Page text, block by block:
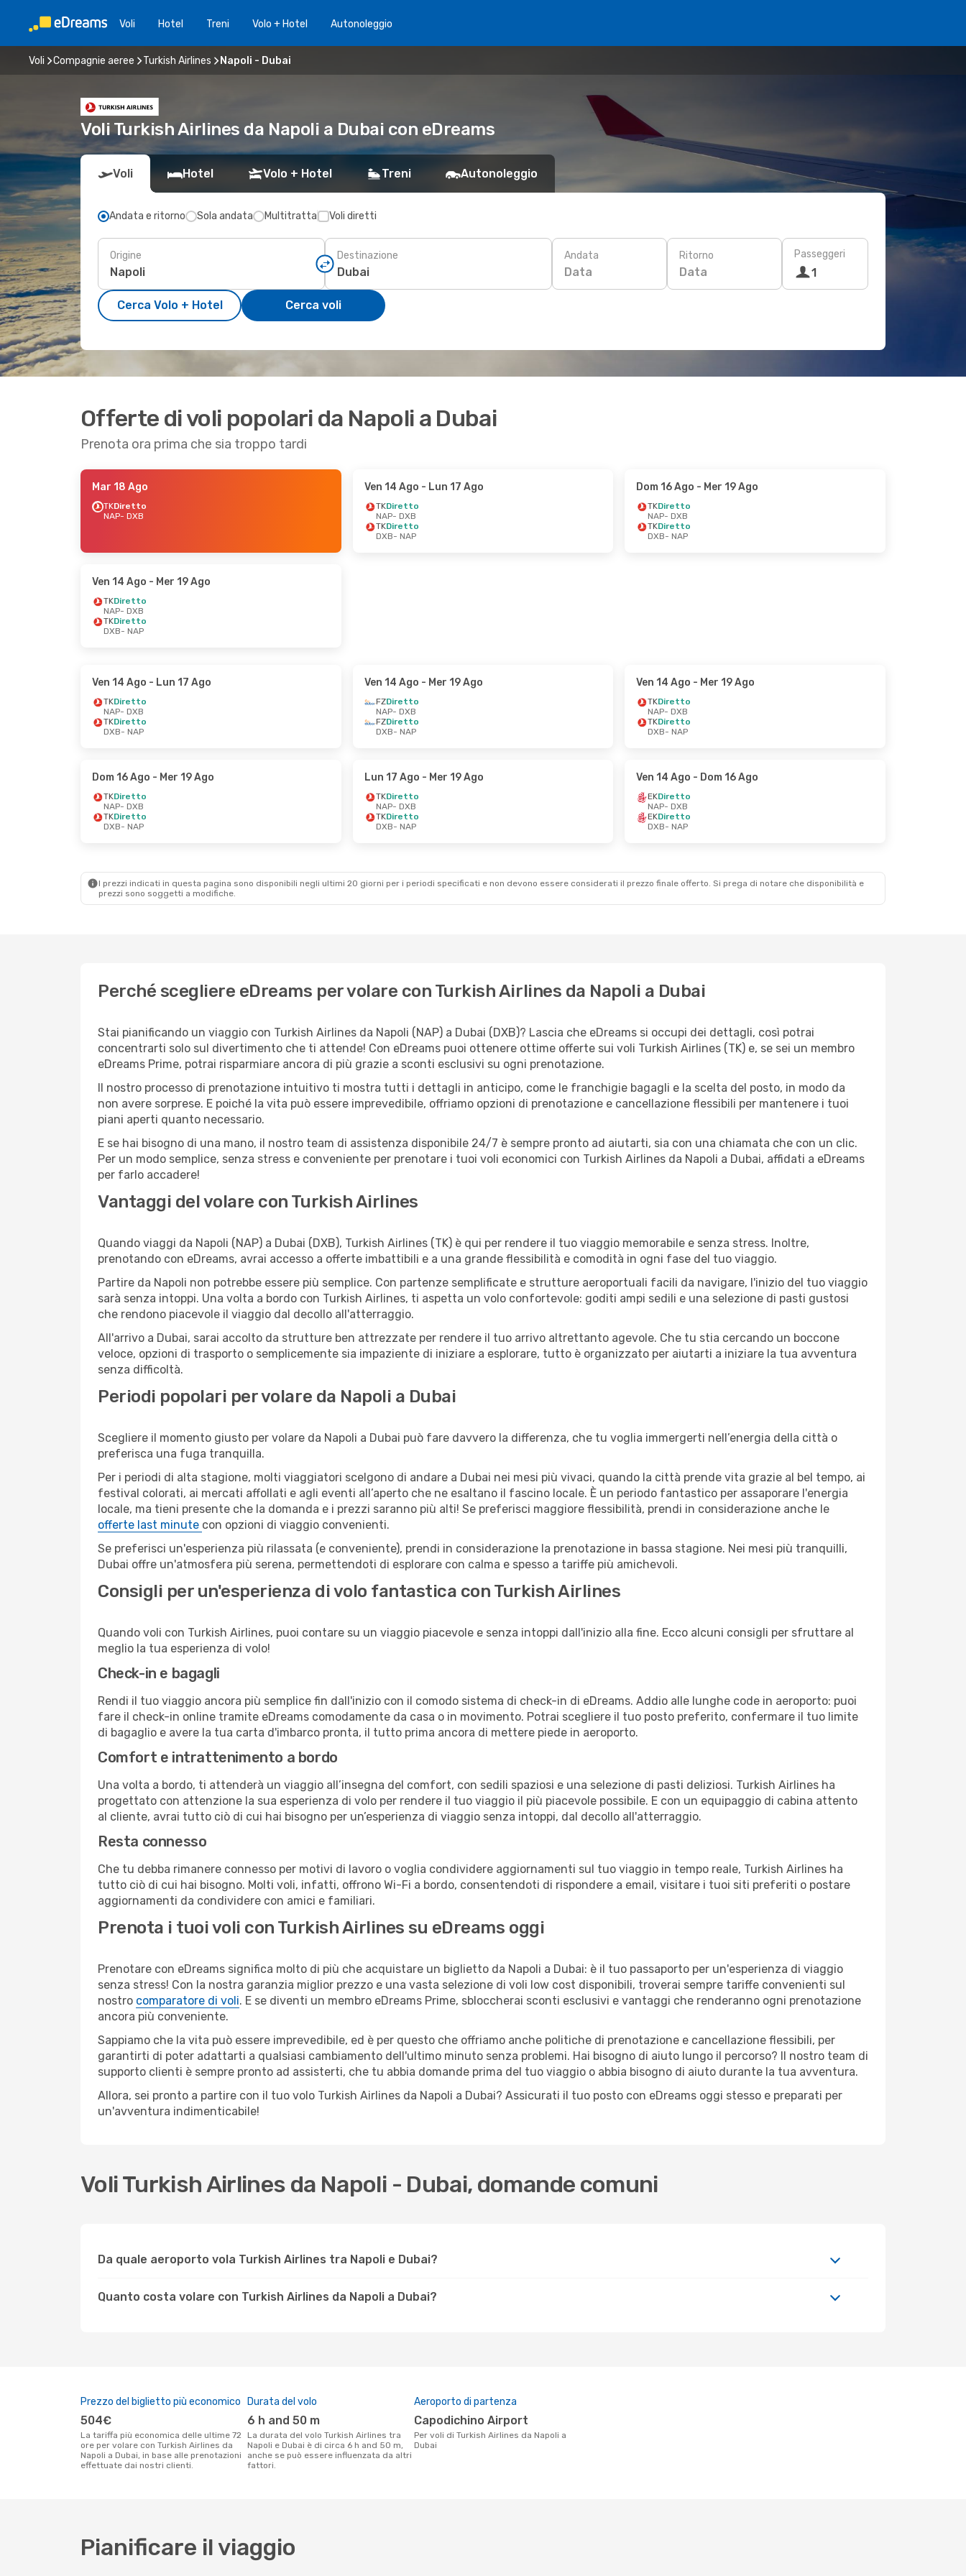
Voli Hotel Treni Volo + Hotel Autonoleggio
Voli Compagnie aeree Turkish Airlines Napoli - Dubai
Voli Turkish Airlines da Napoli a Dubai con eDreams
Voli Hotel Volo + Hotel Treni Autonoleggio
Andata e ritorno Sola andata Multitratta Voli diretti
Origine Destinazione Andata
Data
Ritorno
Data
Passeggeri
1
Cerca Volo + Hotel Cerca voli
Offerte di voli popolari da Napoli a Dubai
Prenota ora prima che sia troppo tardi
Mar 18 Ago
TKDiretto
NAP- DXB
Ven 14 Ago - Lun 17 Ago
TKDiretto
NAP- DXB
TKDiretto
DXB- NAP
Dom 16 Ago - Mer 19 Ago
TKDiretto
NAP- DXB
TKDiretto
DXB- NAP
Ven 14 Ago - Mer 19 Ago
TKDiretto
NAP- DXB
TKDiretto
DXB- NAP
Ven 14 Ago - Lun 17 Ago
TKDiretto
NAP- DXB
TKDiretto
DXB- NAP
Ven 14 Ago - Mer 19 Ago
FZDiretto
NAP- DXB
FZDiretto
DXB- NAP
Ven 14 Ago - Mer 19 Ago
TKDiretto
NAP- DXB
TKDiretto
DXB- NAP
Dom 16 Ago - Mer 19 Ago
TKDiretto
NAP- DXB
TKDiretto
DXB- NAP
Lun 17 Ago - Mer 19 Ago
TKDiretto
NAP- DXB
TKDiretto
DXB- NAP
Ven 14 Ago - Dom 16 Ago
EKDiretto
NAP- DXB
EKDiretto
DXB- NAP
I prezzi indicati in questa pagina sono disponibili negli ultimi 20 giorni per i periodi specificati e non devono essere considerati il ​​prezzo finale offerto. Si prega di notare che disponibilità e
prezzi sono soggetti a modifiche.
Perché scegliere eDreams per volare con Turkish Airlines da Napoli a Dubai
Stai pianificando un viaggio con Turkish Airlines da Napoli (NAP) a Dubai (DXB)? Lascia che eDreams si occupi dei dettagli, così potrai
concentrarti solo sul divertimento che ti attende! Con eDreams puoi ottenere ottime offerte sui voli Turkish Airlines (TK) e, se sei un membro
eDreams Prime, potrai risparmiare ancora di più grazie a sconti esclusivi su ogni prenotazione.
Il nostro processo di prenotazione intuitivo ti mostra tutti i dettagli in anticipo, come le franchigie bagagli e la scelta del posto, in modo da
non avere sorprese. E poiché la vita può essere imprevedibile, offriamo opzioni di prenotazione e cancellazione flessibili per mantenere i tuoi
piani aperti quanto necessario.
E se hai bisogno di una mano, il nostro team di assistenza disponibile 24/7 è sempre pronto ad aiutarti, sia con una chiamata che con un clic.
Per un modo semplice, senza stress e conveniente per prenotare i tuoi voli economici con Turkish Airlines da Napoli a Dubai, affidati a eDreams
per farlo accadere!
Vantaggi del volare con Turkish Airlines
Quando viaggi da Napoli (NAP) a Dubai (DXB), Turkish Airlines (TK) è qui per rendere il tuo viaggio memorabile e senza stress. Inoltre,
prenotando con eDreams, avrai accesso a offerte imbattibili e a una grande flessibilità e comodità in ogni fase del tuo viaggio.
Partire da Napoli non potrebbe essere più semplice. Con partenze semplificate e strutture aeroportuali facili da navigare, l'inizio del tuo viaggio
sarà senza intoppi. Una volta a bordo con Turkish Airlines, ti aspetta un volo confortevole: goditi ampi sedili e una selezione di pasti gustosi
che rendono piacevole il viaggio dal decollo all'atterraggio.
All'arrivo a Dubai, sarai accolto da strutture ben attrezzate per rendere il tuo arrivo altrettanto agevole. Che tu stia cercando un boccone
veloce, opzioni di trasporto o semplicemente sia impaziente di iniziare a esplorare, tutto è organizzato per aiutarti a iniziare la tua avventura
senza difficoltà.
Periodi popolari per volare da Napoli a Dubai
Scegliere il momento giusto per volare da Napoli a Dubai può fare davvero la differenza, che tu voglia immergerti nell’energia della città o
preferisca una fuga tranquilla.
Per i periodi di alta stagione, molti viaggiatori scelgono di andare a Dubai nei mesi più vivaci, quando la città prende vita grazie al bel tempo, ai
festival colorati, ai mercati affollati e agli eventi all’aperto che ne esaltano il fascino locale. È un periodo fantastico per assaporare l'energia
locale, ma tieni presente che la domanda e i prezzi saranno più alti! Se preferisci maggiore flessibilità, prendi in considerazione anche le
offerte last minute con opzioni di viaggio convenienti.
Se preferisci un'esperienza più rilassata (e conveniente), prendi in considerazione la prenotazione in bassa stagione. Nei mesi più tranquilli,
Dubai offre un'atmosfera più serena, permettendoti di esplorare con calma e spesso a tariffe più amichevoli.
Consigli per un'esperienza di volo fantastica con Turkish Airlines
Quando voli con Turkish Airlines, puoi contare su un viaggio piacevole e senza intoppi dall'inizio alla fine. Ecco alcuni consigli per sfruttare al
meglio la tua esperienza di volo!
Check-in e bagagli
Rendi il tuo viaggio ancora più semplice fin dall'inizio con il comodo sistema di check-in di eDreams. Addio alle lunghe code in aeroporto: puoi
fare il check-in online tramite eDreams comodamente da casa o in movimento. Potrai scegliere il tuo posto preferito, confermare il tuo limite
di bagaglio e avere la tua carta d'imbarco pronta, il tutto prima ancora di mettere piede in aeroporto.
Comfort e intrattenimento a bordo
Una volta a bordo, ti attenderà un viaggio all’insegna del comfort, con sedili spaziosi e una selezione di pasti deliziosi. Turkish Airlines ha
progettato con attenzione la sua esperienza di volo per rendere il tuo viaggio il più piacevole possibile. E con un equipaggio di cabina attento
al cliente, avrai tutto ciò di cui hai bisogno per un’esperienza di viaggio senza intoppi, dal decollo all'atterraggio.
Resta connesso
Che tu debba rimanere connesso per motivi di lavoro o voglia condividere aggiornamenti sul tuo viaggio in tempo reale, Turkish Airlines ha
tutto ciò di cui hai bisogno. Molti voli, infatti, offrono Wi-Fi a bordo, consentendoti di rispondere a email, visitare i tuoi siti preferiti o postare
aggiornamenti da condividere con amici e familiari.
Prenota i tuoi voli con Turkish Airlines su eDreams oggi
Prenotare con eDreams significa molto di più che acquistare un biglietto da Napoli a Dubai: è il tuo passaporto per un'esperienza di viaggio
senza stress! Con la nostra garanzia miglior prezzo e una vasta selezione di voli low cost disponibili, troverai sempre tariffe convenienti sul
nostro comparatore di voli. E se diventi un membro eDreams Prime, sbloccherai sconti esclusivi e vantaggi che renderanno ogni prenotazione
ancora più conveniente.
Sappiamo che la vita può essere imprevedibile, ed è per questo che offriamo anche politiche di prenotazione e cancellazione flessibili, per
garantirti di poter adattarti a qualsiasi cambiamento dell'ultimo minuto senza problemi. Hai bisogno di aiuto lungo il percorso? Il nostro team di
supporto clienti è sempre pronto ad assisterti, che tu abbia domande prima del tuo viaggio o abbia bisogno di aiuto durante la tua avventura.
Allora, sei pronto a partire con il tuo volo Turkish Airlines da Napoli a Dubai? Assicurati il tuo posto con eDreams oggi stesso e preparati per
un'avventura indimenticabile!
Voli Turkish Airlines da Napoli - Dubai, domande comuni
Da quale aeroporto vola Turkish Airlines tra Napoli e Dubai?
Quanto costa volare con Turkish Airlines da Napoli a Dubai?
Prezzo del biglietto più economico
504€
La tariffa più economica delle ultime 72
ore per volare con Turkish Airlines da
Napoli a Dubai, in base alle prenotazioni
effettuate dai nostri clienti.
Durata del volo
6 h and 50 m
La durata del volo Turkish Airlines tra
Napoli e Dubai è di circa 6 h and 50 m,
anche se può essere influenzata da altri
fattori.
Aeroporto di partenza
Capodichino Airport
Per voli di Turkish Airlines da Napoli a
Dubai
Pianificare il viaggio